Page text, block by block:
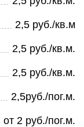
2,5 руб./кв.м
2,5 руб./кв.м.
2,5 руб./кв.м.
2,5руб./пог.м.
от 2 руб./пог.м.